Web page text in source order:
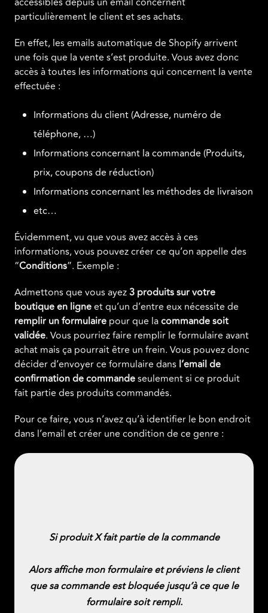
particulièrement le client et ses achats.
En effet, les emails automatique de Shopify arrivent
une fois que la vente s’est produite. Vous avez donc
accès à toutes les informations qui concernent la vente
effectuée :
Informations du client (Adresse, numéro de
téléphone, …)
Informations concernant la commande (Produits,
prix, coupons de réduction)
Informations concernant les méthodes de livraison
etc…
Évidemment, vu que vous avez accès à ces
informations, vous pouvez créer ce qu’on appelle des
“Conditions”. Exemple :
Admettons que vous ayez3 produits sur votre
boutique en ligneet qu’un d’entre eux nécessite de
remplir un formulaire pour que lacommande soit
validée. Vous pourriez faire remplir le formulaire avant
achat mais ça pourrait être un frein. Vous pouvez donc
décider d’envoyer ce formulaire dans l’email de
confirmation de commandeseulement si ce produit
fait partie des produits commandés.
Pour ce faire, vous n’avez qu’à identifier le bon endroit
dans l’email et créer une condition de ce genre :
Si produit X fait partie de la commande
Alors affiche mon formulaire et préviens le client
que sa commande est bloquée jusqu’à ce que le
formulaire soit rempli.